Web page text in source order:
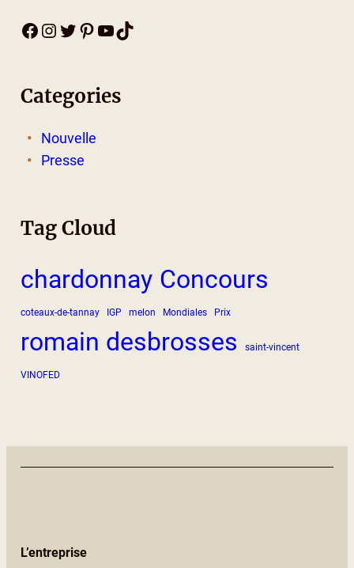
Facebook Instagram Twitter Pinterest YouTube TikTok
Categories
Nouvelle
Presse
Tag Cloud
chardonnay Concours
coteaux-de-tannay IGP melon Mondiales Prix
romain desbrosses saint-vincent
VINOFED
L’entreprise